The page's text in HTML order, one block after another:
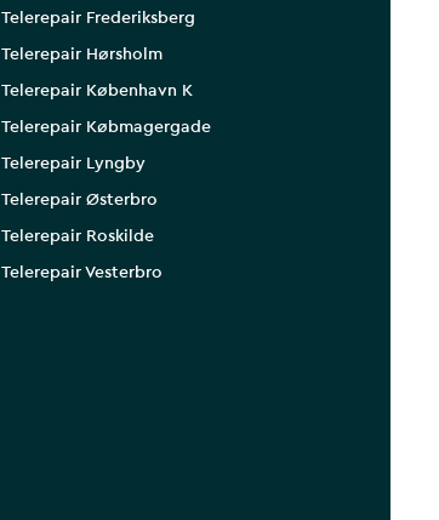
Telerepair Frederiksberg
Telerepair Hørsholm
Telerepair København K
Telerepair Købmagergade
Telerepair Lyngby
Telerepair Østerbro
Telerepair Roskilde
Telerepair Vesterbro